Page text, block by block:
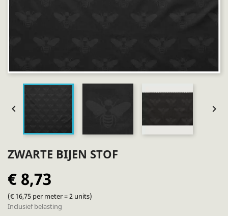
 
ZWARTE BIJEN STOF
€ 8,73
(€ 16,75 per meter = 2 units)
Inclusief belasting